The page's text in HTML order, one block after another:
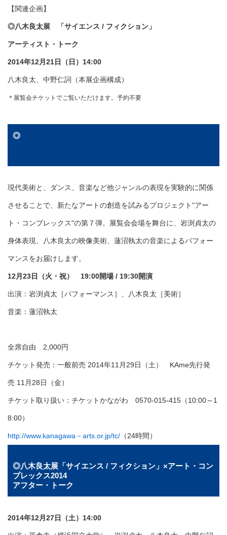
【関連企画】
◎八木良太展 「サイエンス / フィクション」
アーティスト・トーク
2014年12月21日（日）14:00
八木良太、中野仁詞（本展企画構成）
＊展覧会チケットでご覧いただけます。予約不要
◎
現代美術と、ダンス、音楽など他ジャンルの表現を実験的に関係
させることで、新たなアートの創造を試みるプロジェクト"アー
ト・コンプレックス"の第７弾。 展覧会会場を舞台に、岩渕貞太の
身体表現、八木良太の映像美術、蓮沼執太の音楽によるパフォー
マンスをお届けします。
12月23日（火・祝） 19:00開場 / 19:30開演
出演：岩渕貞太［パフォーマンス］、八木良太［美術］
音楽：蓮沼執太
全席自由 2,000円
チケット発売：一般前売 2014年11月29日（土） KAme先行発
売 11月28日（金）
チケット取り扱い：チケットかながわ 0570-015-415（10:00～1
8:00）
http://www.kanagawa－arts.or.jp/tc/ （24時間）
◎八木良太展「サイエンス / フィクション」×アート・コン
プレックス2014
アフター・トーク
2014年12月27日（土）14:00